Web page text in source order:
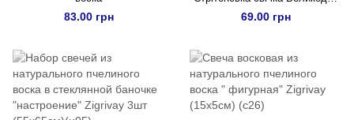
83.00 грн
свічка
69.00 грн